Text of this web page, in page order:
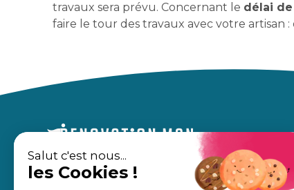
Salut c'est nous...
les Cookies !
travaux sera prévu. Concernant le délai
faire le tour des travaux avec votre artisan
Un accompagnement sur mesure,
pour des travaux en toute sérénité.
À propos